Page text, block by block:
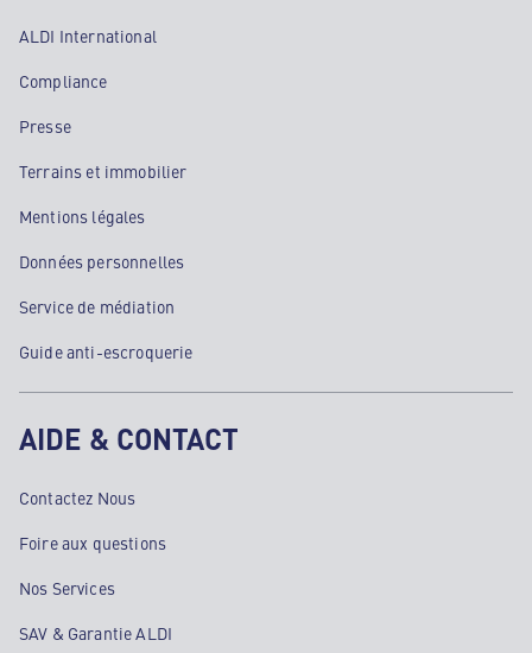
ALDI International
Compliance
Presse
Terrains et immobilier
Mentions légales
Données personnelles
Service de médiation
Guide anti-escroquerie
AIDE & CONTACT
Contactez Nous
Foire aux questions
Nos Services
SAV & Garantie ALDI